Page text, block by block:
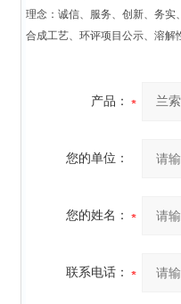
理念：诚信、服务、创新、务实
合成工艺、环评项目公示、溶解
产品：
您的单位：
您的姓名：
联系电话：